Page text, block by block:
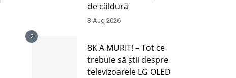
de căldură
3 Aug 2026
2
8K A MURIT! – Tot ce
trebuie să știi despre
televizoarele LG OLED